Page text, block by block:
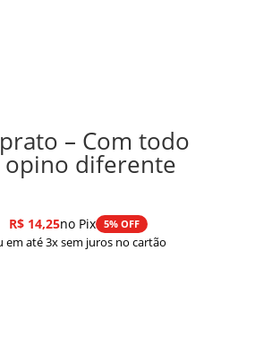
– Com todo
opino diferente
R$14,25no Pix 5% OFF
em até 3x sem juros no cartão